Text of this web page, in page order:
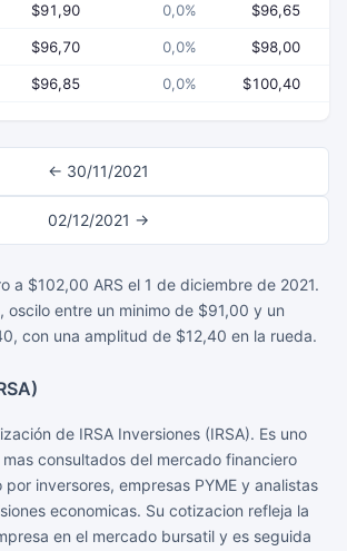
$91,90 0,0% $96,65
$96,70 0,0% $98,00
$96,85 0,0% $100,40
← 30/11/2021
02/12/2021 →
a $102,00 ARS el 1 de diciembre de 2021.
oscilo entre un minimo de $91,00 y un
con una amplitud de $12,40 en la rueda.
de IRSA Inversiones (IRSA). Es uno
consultados del mercado financiero
inversores, empresas PYME y analistas
economicas. Su cotizacion refleja la
en el mercado bursatil y es seguida